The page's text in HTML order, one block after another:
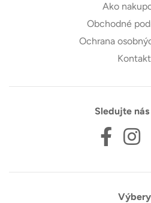
Ako
Obchodné
Ochrana
Kontakt
Sledujte
Výbery